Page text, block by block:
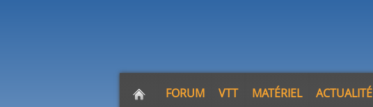
FORUM VTT MATÉRIEL ACTUALITÉ